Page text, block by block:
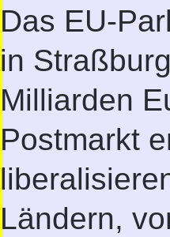
Das EU-
in
Milliarden
Postmarkt
Ländern,